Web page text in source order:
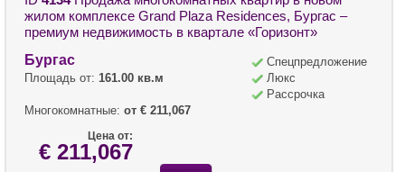
жилом комплексе Grand Plaza Residences, Бургас –
премиум недвижимость в квартале «Горизонт»
Бургас
Площадь от: 161.00 кв.м
Многокомнатные: от € 211,067
Спецпредложение
Люкс
Рассрочка
Цена от:
€ 211,067